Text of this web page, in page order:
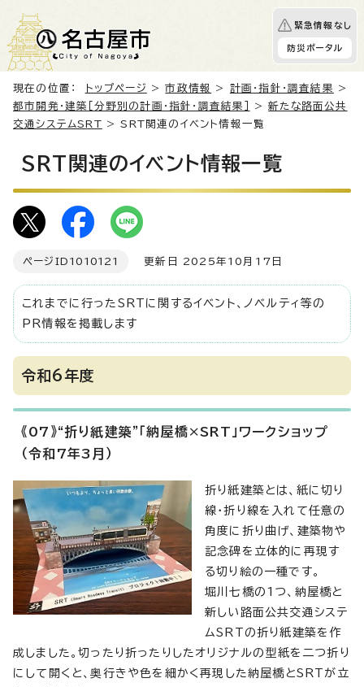
緊急情報なし
防災ポータル
現在の位置： トップページ >市政情報 > 計画・指針・調査結果
>
都市開発・建築［分野別の計画・指針・調査結果］
>新たな路面公共
交通システムSRT > SRT関連のイベント情報一覧
SRT関連のイベント情報一覧
ページID 1010121 更新日 2025年10月17日
これまでに行ったSRTに関するイベント、ノベルティ等の
PR情報を掲載します
令和6年度
《07》“折り紙建築”「納屋橋×SRT」ワークショップ
（令和7年3月）
折り紙建築とは、紙に切り
線・折り線を入れて任意の
角度に折り曲げ、建築物や
記念碑を立体的に再現す
る切り絵の一種です。
堀川七橋の1つ、納屋橋と
新しい路面公共交通システ
ムSRTの折り紙建築を作
成しました。切ったり折ったりしたオリジナルの型紙を二つ折り
にして開くと、奥行きや色を細かく再現した納屋橋とSRTが立